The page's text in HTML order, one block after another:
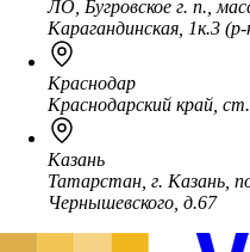
ЛО, Бугровское г. п.,
Карагандинская, 1к.3
Краснодар
Краснодарский край,
Казань
Татарстан, г. Казань,
Чернышевского, д.67